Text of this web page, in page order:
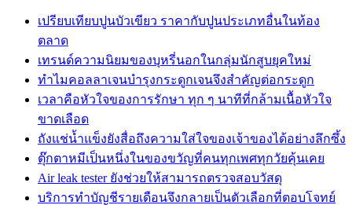
เปรียบเทียบปูนบัวเขียว ราคากับปูนประเภทอื่นในท้อง
ตลาด
เทรนด์ความนิยมของบุหรี่นอกในกลุ่มนักสูบยุคใหม่
ทำไมคอลลาเจนบำรุงกระดูกเจนจึงสำคัญต่อกระดูก
เวลาคือหัวใจของการรักษา ทุก ๆ นาทีที่กล้ามเนื้อหัวใจ
ขาดเลือด
ถังแช่น้ำแข็งยังสื่อถึงความใส่ใจของเจ้าของได้อย่างลึกซึ้ง
ตุ๊กตาหมีเป็นหนึ่งในของขวัญที่คนทุกเพศทุกวัยคุ้นเคย
Air leak tester ยังช่วยให้สามารถตรวจสอบวัสดุ
บริการทำบัญชีรายเดือนจึงกลายเป็นตัวเลือกที่ตอบโจทย์